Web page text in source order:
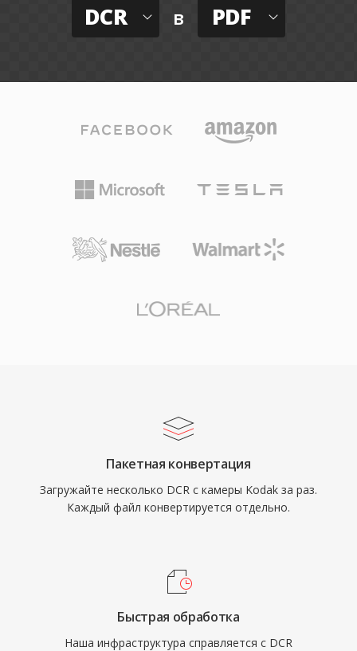
DCR в PDF
Пакетная конвертация
Загружайте несколько DCR с камеры Kodak за раз.
Каждый файл конвертируется отдельно.
Быстрая обработка
Наша инфраструктура справляется с DCR